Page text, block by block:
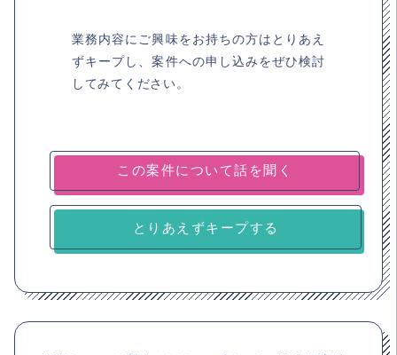
業務内容にご興味をお持ちの方はとりあえ
ずキープし、案件への申し込みをぜひ検討
してみてください。
とりあえずキープする